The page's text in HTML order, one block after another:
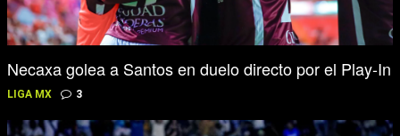
Necaxa golea a Santos en duelo directo por el Play-In
LIGA MX 3